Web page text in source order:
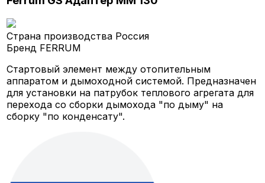
Страна производства Россия
Бренд FERRUM
Стартовый элемент между отопительным
аппаратом и дымоходной системой. Предназначен
для установки на патрубок теплового агрегата для
перехода со сборки дымохода "по дыму" на
сборку "по конденсату".